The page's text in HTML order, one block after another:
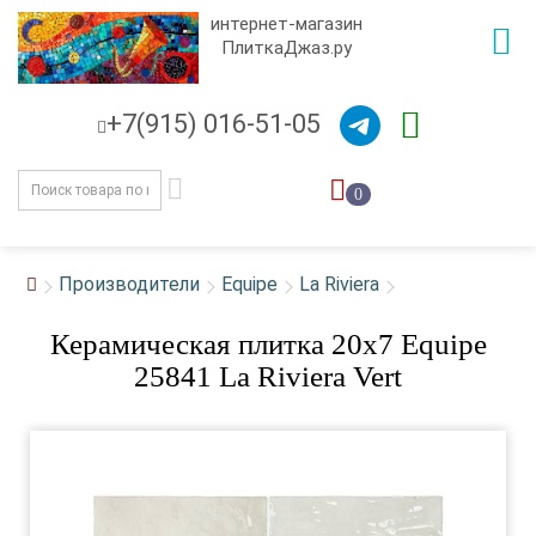
интернет-магазин
ПлиткаДжаз.ру
+7(915) 016-51-05
0
Производители Equipe La Riviera
Керамическая плитка 20x7 Equipe
25841 La Riviera Vert